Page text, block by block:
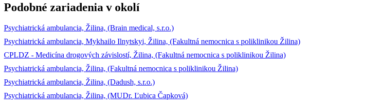
Podobné zariadenia v okolí
Psychiatrická ambulancia, Žilina, (Brain medical, s.r.o.)
Psychiatrická ambulancia, Mykhailo Ilnytskyi, Žilina, (Fakultná nemocnica s poliklinikou Žilina)
CPLDZ - Medicína drogových závislostí, Žilina, (Fakultná nemocnica s poliklinikou Žilina)
Psychiatrická ambulancia, Žilina, (Fakultná nemocnica s poliklinikou Žilina)
Psychiatrická ambulancia, Žilina, (Dadush, s.r.o.)
Psychiatrická ambulancia, Žilina, (MUDr. Ľubica Čapková)